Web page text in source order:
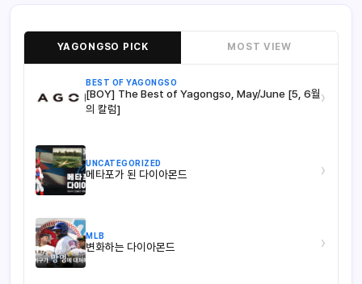
YAGONGSO PICK MOST VIEW
BEST OF YAGONGSO
[BOY] The Best of Yagongso, May/June [5, 6월
의 칼럼]
›
UNCATEGORIZED
메타포가 된 다이아몬드 ›
MLB
변화하는 다이아몬드 ›